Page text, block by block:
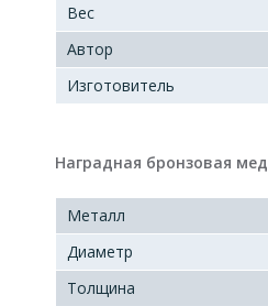
Вес
Автор
Изготовитель
Наградная бронзовая
Металл
Диаметр
Толщина